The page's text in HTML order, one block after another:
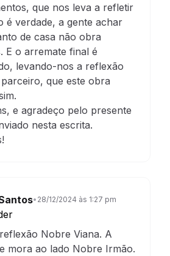
que nos leva a refletir
é verdade, a gente achar
de casa não obra
E o arremate final é
levando-nos a reflexão
que este obra
e agradeço pelo presente
nesta escrita.
• 28/12/2024 às 1:27 pm
Nobre Viana. A
mora ao lado Nobre Irmão.